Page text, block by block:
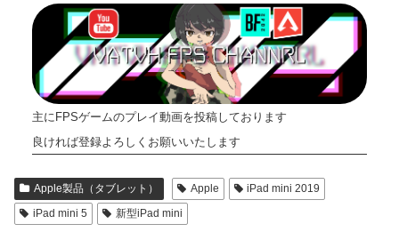
主にFPSゲームのプレイ動画を投稿しております
良ければ登録よろしくお願いいたします
Apple製品（タブレット） Apple
iPad mini 2019
iPad mini 5
新型iPad mini